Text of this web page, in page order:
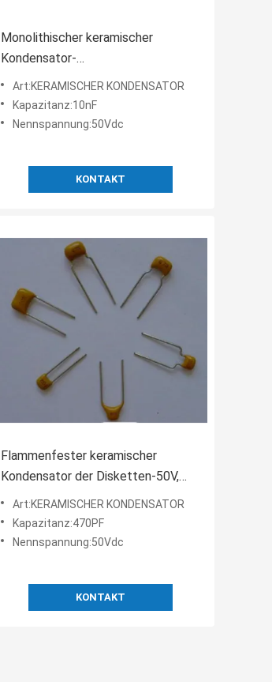
Monolithischer keramischer
Kondensator-
Rostschutzfeuchtigkeitsfestes der
Sicherheits-10nF
Art:KERAMISCHER KONDENSATOR
Kapazitanz:10nF
Nennspannung:50Vdc
KONTAKT
Flammenfester keramischer
Kondensator der Disketten-50V,
Spannungs-Beweis-Radialführungs-
Art Kondensator
Art:KERAMISCHER KONDENSATOR
Kapazitanz:470PF
Nennspannung:50Vdc
KONTAKT